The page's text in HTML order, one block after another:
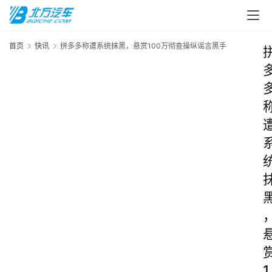
首页 快讯 拼多多称遭系统抹黑，悬赏100万彻查操纵谣言黑手